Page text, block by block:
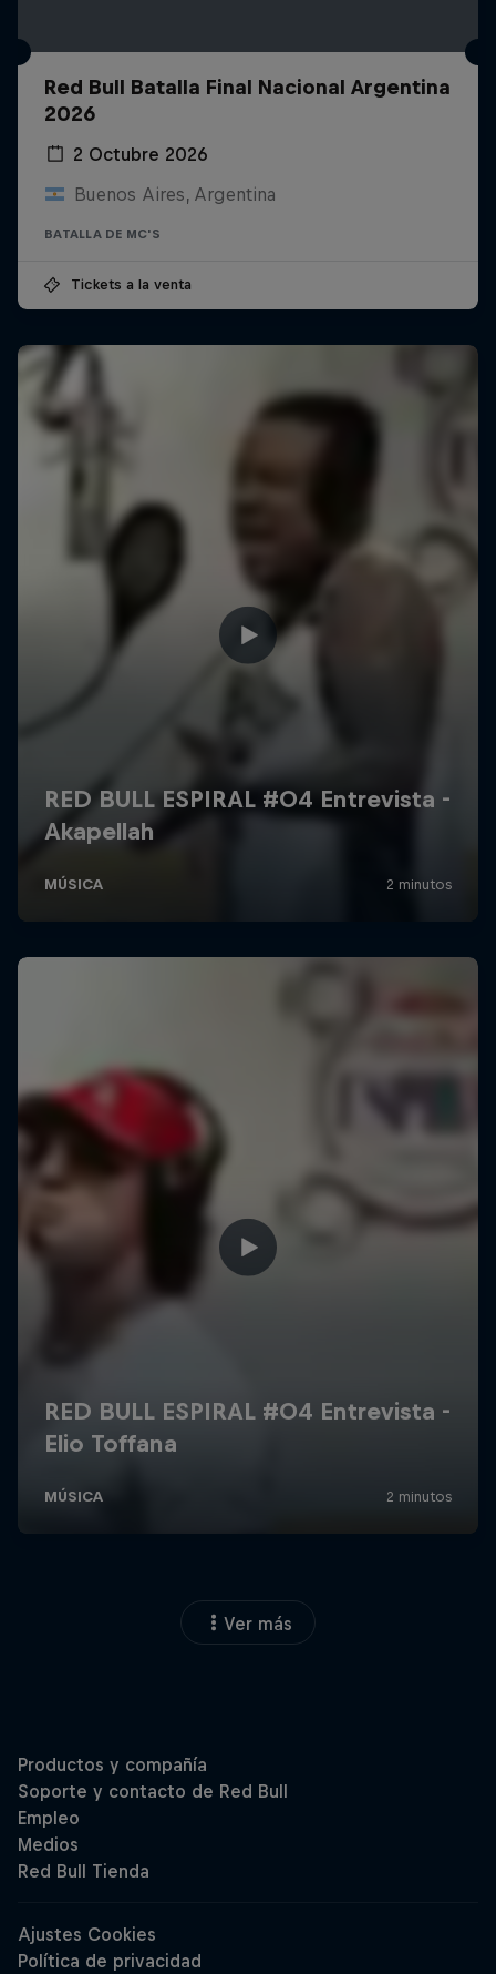
Red Bull Batalla Final Nacional Argentina
2026
2 Octubre 2026
Buenos Aires, Argentina
BATALLA DE MC'S
Tickets a la venta
Ver más